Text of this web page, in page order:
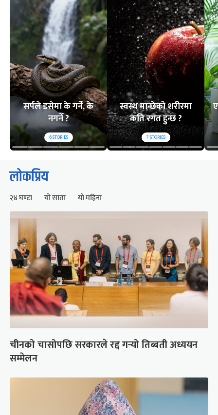
सर्पले डसेमा के गर्ने, के
नगर्ने ?
6STORIES
स्वस्थ मान्छेको शरीरमा
कति रगत हुन्छ ?
7STORIES
लोकप्रिय
२४ घण्टा यो साता यो महिना
चीनको चासोपछि सरकारले रद्द गर्‍यो तिब्बती अध्ययन
सम्मेलन